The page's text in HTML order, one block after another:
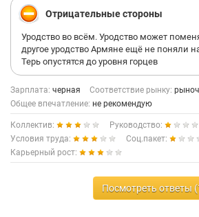
Отрицательные стороны
Уродство во всём. Уродство может
другое уродство Армяне ещё не поняли
Терь опустятся до уровня горцев
Зарплата: черная Соответствие рынку:
Общее впечатление: не рекомендую
Коллектив:
Руководство:
Условия труда:
Соц.пакет:
Карьерный рост:
Посмотреть ответы